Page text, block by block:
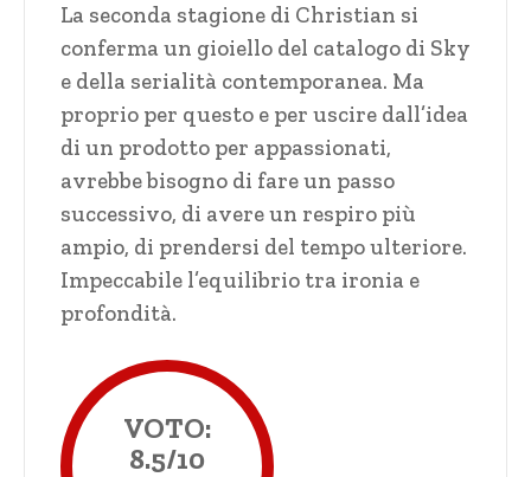
La seconda stagione di Christian si
conferma un gioiello del catalogo di Sky
e della serialità contemporanea. Ma
proprio per questo e per uscire dall’idea
di un prodotto per appassionati,
avrebbe bisogno di fare un passo
successivo, di avere un respiro più
ampio, di prendersi del tempo ulteriore.
Impeccabile l’equilibrio tra ironia e
profondità.
VOTO:
8.5/10